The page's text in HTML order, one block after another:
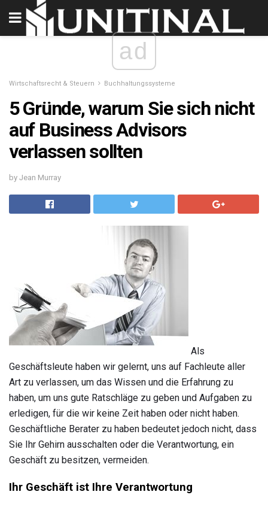
ad
Wirtschaftsrecht & Steuern Buchhaltungssysteme
5 Gründe, warum Sie sich nicht
auf Business Advisors
verlassen sollten
by Jean Murray
Als
Geschäftsleute haben wir gelernt, uns auf Fachleute aller
Art zu verlassen, um das Wissen und die Erfahrung zu
haben, um uns gute Ratschläge zu geben und Aufgaben zu
erledigen, für die wir keine Zeit haben oder nicht haben.
Geschäftliche Berater zu haben bedeutet jedoch nicht, dass
Sie Ihr Gehirn ausschalten oder die Verantwortung, ein
Geschäft zu besitzen, vermeiden.
Ihr Geschäft ist Ihre Verantwortung